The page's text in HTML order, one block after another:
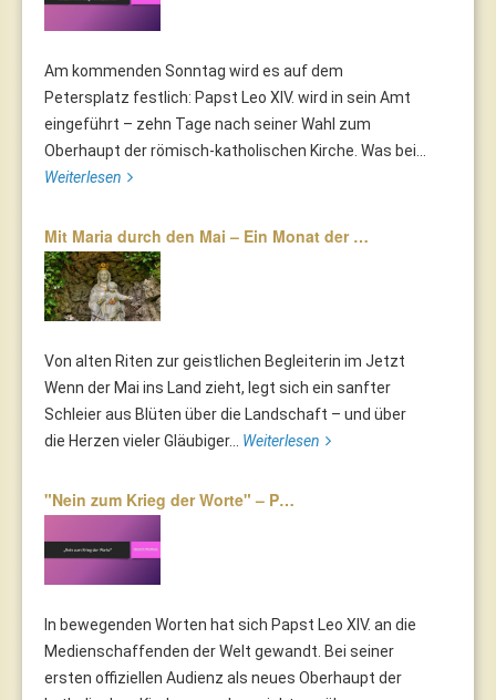
Am kommenden Sonntag wird es auf dem
Petersplatz festlich: Papst Leo XIV. wird in sein Amt
eingeführt – zehn Tage nach seiner Wahl zum
Oberhaupt der römisch-katholischen Kirche. Was bei...
Weiterlesen
Mit Maria durch den Mai – Ein Monat der …
Von alten Riten zur geistlichen Begleiterin im Jetzt
Wenn der Mai ins Land zieht, legt sich ein sanfter
Schleier aus Blüten über die Landschaft – und über
die Herzen vieler Gläubiger... Weiterlesen
"Nein zum Krieg der Worte" – P…
In bewegenden Worten hat sich Papst Leo XIV. an die
Medienschaffenden der Welt gewandt. Bei seiner
ersten offiziellen Audienz als neues Oberhaupt der